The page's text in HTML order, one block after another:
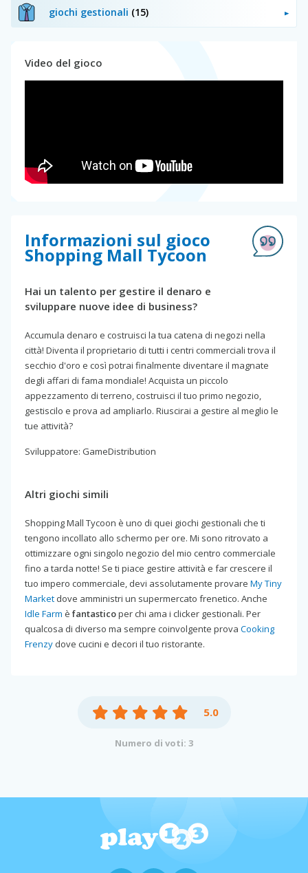
giochi gestionali (15)
Video del gioco
Informazioni sul gioco
Shopping Mall Tycoon
Hai un talento per gestire il denaro e
sviluppare nuove idee di business?
Accumula denaro e costruisci la tua catena di negozi nella
città! Diventa il proprietario di tutti i centri commerciali trova il
secchio d'oro e così potrai finalmente diventare il magnate
degli affari di fama mondiale! Acquista un piccolo
appezzamento di terreno, costruisci il tuo primo negozio,
gestiscilo e prova ad ampliarlo. Riuscirai a gestire al meglio le
tue attività?
Sviluppatore: GameDistribution
Altri giochi simili
Shopping Mall Tycoon è uno di quei giochi gestionali che ti
tengono incollato allo schermo per ore. Mi sono ritrovato a
ottimizzare ogni singolo negozio del mio centro commerciale
fino a tarda notte! Se ti piace gestire attività e far crescere il
tuo impero commerciale, devi assolutamente provare My Tiny
Market dove amministri un supermercato frenetico. Anche
Idle Farm è fantasticoper chi ama i clicker gestionali. Per
qualcosa di diverso ma sempre coinvolgente prova Cooking
Frenzy dove cucini e decori il tuo ristorante.
5.0
Numero di voti: 3